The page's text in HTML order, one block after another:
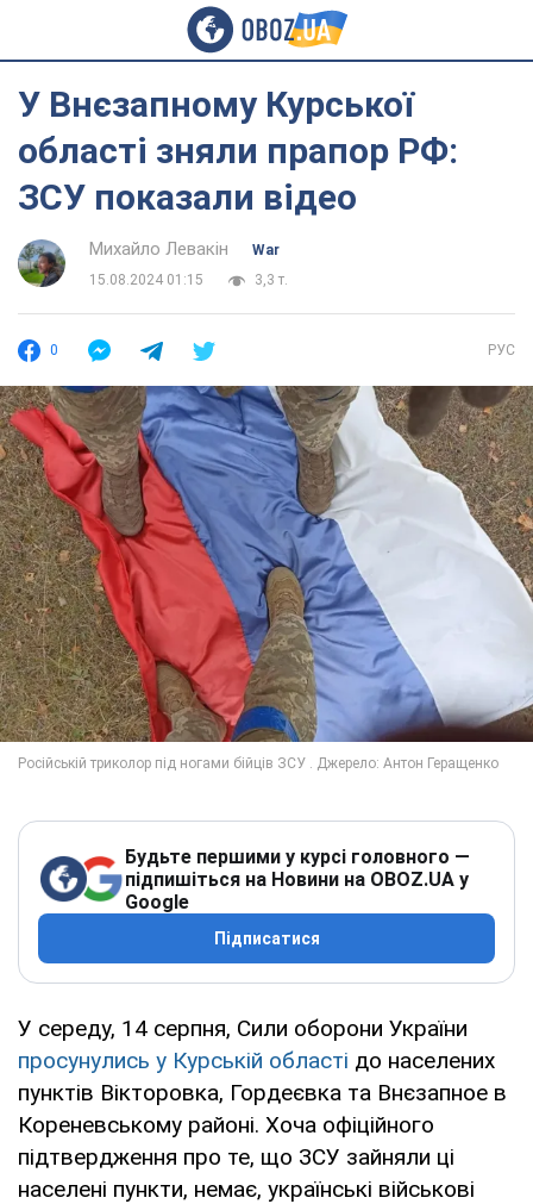
У Внєзапному Курської
області зняли прапор РФ:
ЗСУ показали відео
Михайло Левакін
War
15.08.2024 01:15
3,3 т.
0 РУС
Будьте першими у курсі головного —
підпишіться на Новини на OBOZ.UA у
Google
Підписатися
У середу, 14 серпня, Сили оборони України
просунулись у Курській області до населених
пунктів Вікторовка, Гордеєвка та Внєзапное в
Кореневському районі. Хоча офіційного
підтвердження про те, що ЗСУ зайняли ці
населені пункти, немає, українські військові